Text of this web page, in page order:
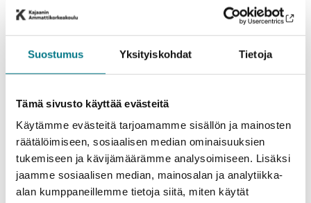
Suostumus Yksityiskohdat Tietoja
Tämä sivusto käyttää evästeitä
Käytämme evästeitä tarjoamamme sisällön ja mainosten
räätälöimiseen, sosiaalisen median ominaisuuksien
tukemiseen ja kävijämäärämme analysoimiseen. Lisäksi
jaamme sosiaalisen median, mainosalan ja analytiikka-
alan kumppaneillemme tietoja siitä, miten käytät
LISÄÄ TIETOA